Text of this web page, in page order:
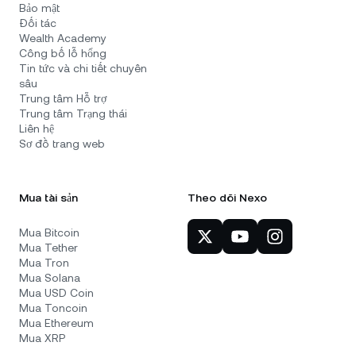
Bảo mật
Đối tác
Wealth Academy
Công bố lỗ hổng
Tin tức và chi tiết chuyên
sâu
Trung tâm Hỗ trợ
Trung tâm Trạng thái
Liên hệ
Sơ đồ trang web
Mua tài sản
Mua Bitcoin
Mua Tether
Mua Tron
Mua Solana
Mua USD Coin
Mua Toncoin
Mua Ethereum
Mua XRP
Theo dõi Nexo